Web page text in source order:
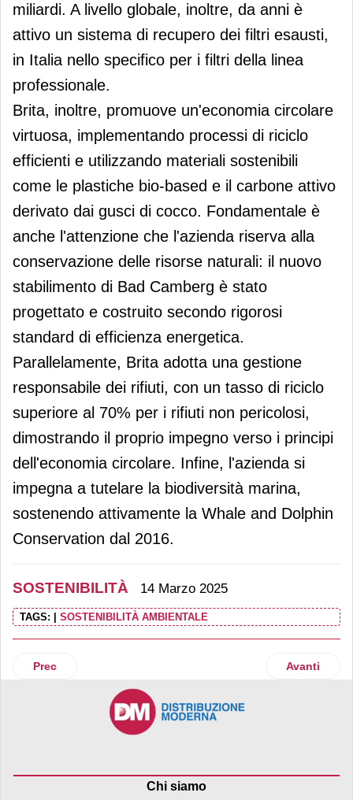
miliardi. A livello globale, inoltre, da anni è
attivo un sistema di recupero dei filtri esausti,
in Italia nello specifico per i filtri della linea
professionale.
Brita, inoltre, promuove un'economia circolare
virtuosa, implementando processi di riciclo
efficienti e utilizzando materiali sostenibili
come le plastiche bio-based e il carbone attivo
derivato dai gusci di cocco. Fondamentale è
anche l'attenzione che l'azienda riserva alla
conservazione delle risorse naturali: il nuovo
stabilimento di Bad Camberg è stato
progettato e costruito secondo rigorosi
standard di efficienza energetica.
Parallelamente, Brita adotta una gestione
responsabile dei rifiuti, con un tasso di riciclo
superiore al 70% per i rifiuti non pericolosi,
dimostrando il proprio impegno verso i principi
dell'economia circolare. Infine, l'azienda si
impegna a tutelare la biodiversità marina,
sostenendo attivamente la Whale and Dolphin
Conservation dal 2016.
SOSTENIBILITÀ 14 Marzo 2025
TAGS: SOSTENIBILITÀ AMBIENTALE
Articolo precedente: Prosegue la crescita dei prodotti con
Prec Articolo
Avanti
Chi siamo